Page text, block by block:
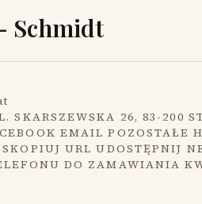
Schmidt
SKARSZEWSKA 26, 83-200
EMAIL
URL UDOSTĘPNIJ
DO ZAMAWIANIA